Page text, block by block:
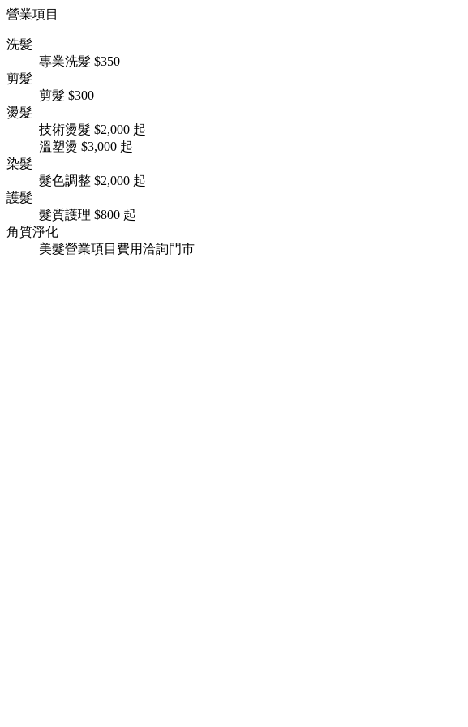
營業項目
洗髮
專業洗髮 $350
剪髮
剪髮 $300
燙髮
技術燙髮 $2,000 起
溫塑燙 $3,000 起
染髮
髮色調整 $2,000 起
護髮
髮質護理 $800 起
角質淨化
美髮營業項目 費用洽詢門市